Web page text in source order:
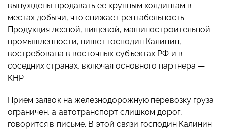
вынуждены продавать ее крупным холдингам в
местах добычи, что снижает рентабельность.
Продукция лесной, пищевой, машиностроительной
промышленности, пишет господин Калинин,
востребована в восточных субъектах РФ и в
соседних странах, включая основного партнера —
КНР.
Прием заявок на железнодорожную перевозку груза
ограничен, а автотранспорт слишком дорог,
говорится в письме. В этой связи господин Калинин